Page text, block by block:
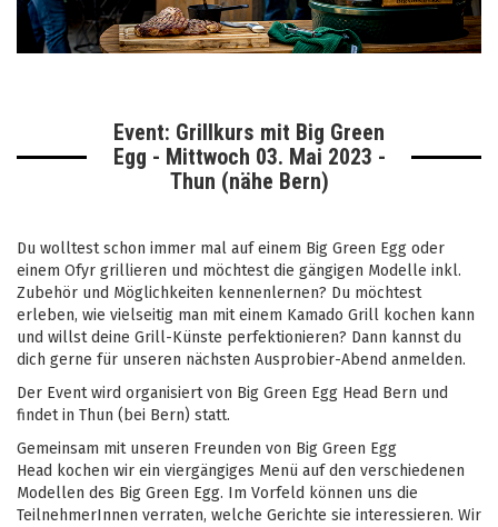
Event: Grillkurs mit Big Green
Egg - Mittwoch 03. Mai 2023 -
Thun (nähe Bern)
Du wolltest schon immer mal auf einem Big Green Egg oder
einem Ofyr grillieren und möchtest die gängigen Modelle inkl.
Zubehör und Möglichkeiten kennenlernen? Du möchtest
erleben, wie vielseitig man mit einem Kamado Grill kochen kann
und willst deine Grill-Künste perfektionieren? Dann kannst du
dich gerne für unseren nächsten Ausprobier-Abend anmelden.
Der Event wird organisiert von Big Green Egg Head Bern und
findet in Thun (bei Bern) statt.
Gemeinsam mit unseren Freunden von Big Green Egg
Head kochen wir ein viergängiges Menü auf den verschiedenen
Modellen des Big Green Egg. Im Vorfeld können uns die
TeilnehmerInnen verraten, welche Gerichte sie interessieren. Wir